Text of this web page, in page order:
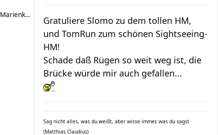
Marienkäfer
Gratuliere Slomo zu dem tollen HM,
und TomRun zum schönen Sightseeing-
HM!
Schade daß Rügen so weit weg ist, die
Brücke würde mir auch gefallen...
Sag nicht alles, was du weißt, aber wisse immer, was du sagst
(Matthias Claudius)